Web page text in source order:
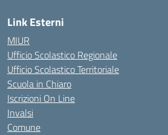
Link Esterni
MIUR
Ufficio Scolastico Regionale
Ufficio Scolastico Territoriale
Scuola in Chiaro
Iscrizioni On Line
Invalsi
Comune